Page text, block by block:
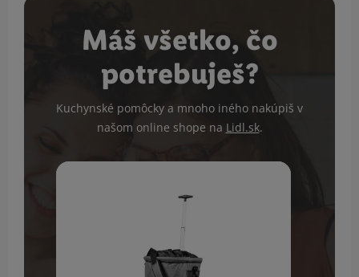
Máš všetko, čo
potrebuješ?
Kuchynské pomôcky a mnoho iného nakúpiš v
našom online shope na Lidl.sk.